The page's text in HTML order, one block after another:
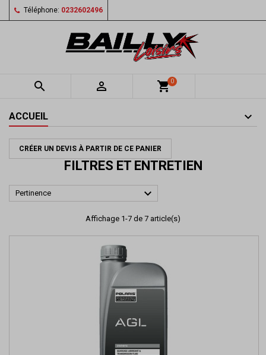
Téléphone: 0232602496
  shopping_cart0
ACCUEIL
CRÉER UN DEVIS À PARTIR DE CE PANIER
FILTRES ET ENTRETIEN
Pertinence 
Affichage 1-7 de 7 article(s)